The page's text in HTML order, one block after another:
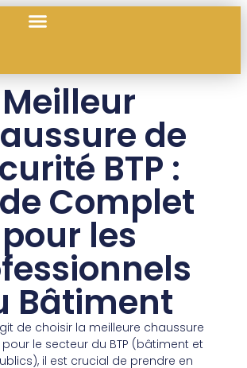
Meilleur
de
BTP :
Complet
pour les
Bâtiment
de choisir la meilleure chaussure
le secteur du BTP (bâtiment et
il est crucial de prendre en